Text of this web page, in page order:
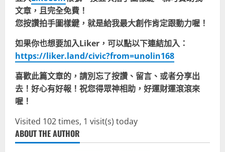
文章，且完全免費！
您按讚拍手圖樣鍵，就是給我最大創作肯定跟動力喔！
如果你也想要加入Liker，可以點以下連結加入：
https://liker.land/civic?from=unolin168
喜歡此篇文章的，請別忘了按讚、留言、或者分享出
去！好心有好報！祝您得眾神相助，好運財運滾滾來
喔！
Visited 102 times, 1 visit(s) today
ABOUT THE AUTHOR